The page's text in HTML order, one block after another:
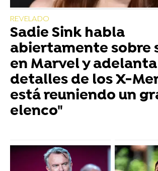
REVELADO
Sadie Sink habla
abiertamente sobre
en Marvel y adelanta
detalles de los X-
está reuniendo un
elenco"